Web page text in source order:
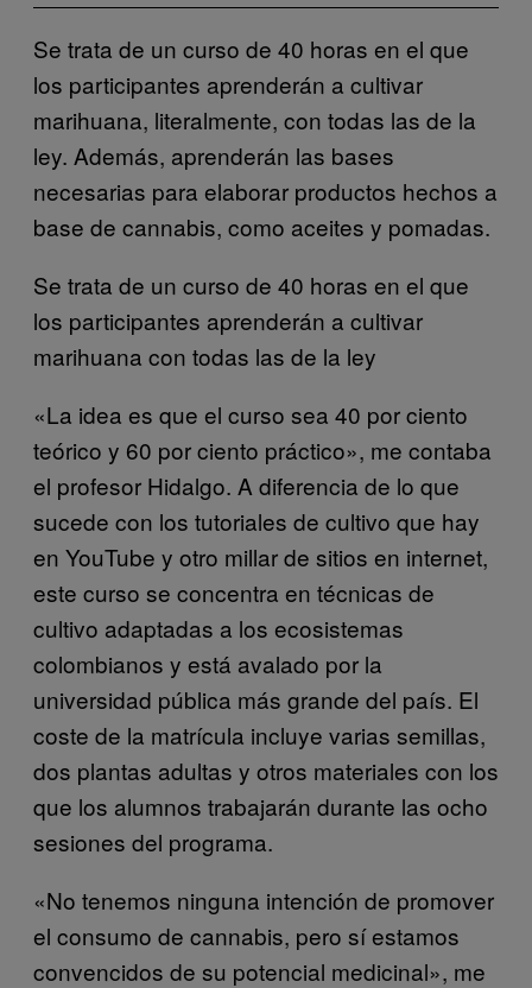
Se trata de un curso de 40 horas en el que
los participantes aprenderán a cultivar
marihuana, literalmente, con todas las de la
ley. Además, aprenderán las bases
necesarias para elaborar productos hechos a
base de cannabis, como aceites y pomadas.
Se trata de un curso de 40 horas en el que
los participantes aprenderán a cultivar
marihuana con todas las de la ley
«La idea es que el curso sea 40 por ciento
teórico y 60 por ciento práctico», me contaba
el profesor Hidalgo. A diferencia de lo que
sucede con los tutoriales de cultivo que hay
en YouTube y otro millar de sitios en internet,
este curso se concentra en técnicas de
cultivo adaptadas a los ecosistemas
colombianos y está avalado por la
universidad pública más grande del país. El
coste de la matrícula incluye varias semillas,
dos plantas adultas y otros materiales con los
que los alumnos trabajarán durante las ocho
sesiones del programa.
«No tenemos ninguna intención de promover
el consumo de cannabis, pero sí estamos
convencidos de su potencial medicinal», me